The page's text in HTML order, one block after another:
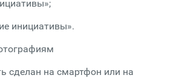
инициативы».
сделан на смартфон или на